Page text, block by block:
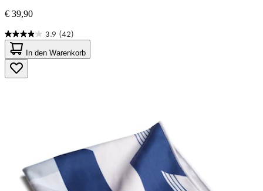
€ 39,90
3.9 (42)
3.9
von
5
Sternen.
42
In den Warenkorb